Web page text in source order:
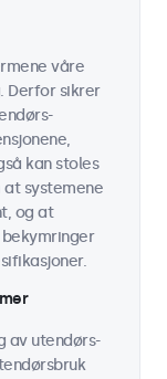
våre
Derfor sikrer
kan stoles
systemene
og at
av utendørs-